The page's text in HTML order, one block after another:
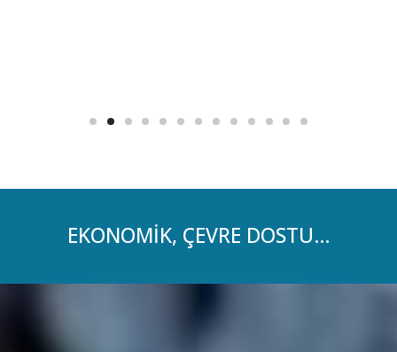
EKONOMİK, ÇEVRE DOSTU…